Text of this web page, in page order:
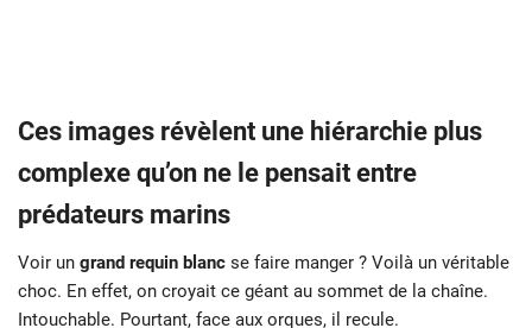
Ces images révèlent une hiérarchie plus
complexe qu’on ne le pensait entre
prédateurs marins
Voir un grand requin blanc se faire manger ? Voilà un véritable
choc. En effet, on croyait ce géant au sommet de la chaîne.
Intouchable. Pourtant, face aux orques, il recule.